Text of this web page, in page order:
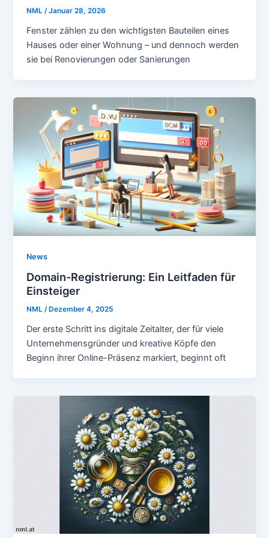
NML/Januar 28, 2026
Fenster zählen zu den wichtigsten Bauteilen eines
Hauses oder einer Wohnung – und dennoch werden
sie bei Renovierungen oder Sanierungen
News
Domain-Registrierung: Ein Leitfaden für
Einsteiger
NML/ Dezember 4, 2025
Der erste Schritt ins digitale Zeitalter, der für viele
Unternehmensgründer und kreative Köpfe den
Beginn ihrer Online-Präsenz markiert, beginnt oft